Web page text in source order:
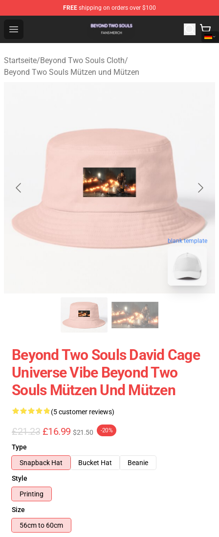
FREE shipping on orders over $100
Open menu
Beyond Two Souls Shop - Official Beyond Two Souls
Startseite/Beyond Two Souls Cloth/
Beyond Two Souls Mützen und Mützen
blank template
Beyond Two Souls David Cage
Universe Vibe Beyond Two
Souls Mützen Und Mützen
(5 customer reviews)
£21.23 £16.99 $21.50 -20%
Type
Snapback Hat
Bucket Hat
Beanie
Style
Printing
Size
56cm to 60cm